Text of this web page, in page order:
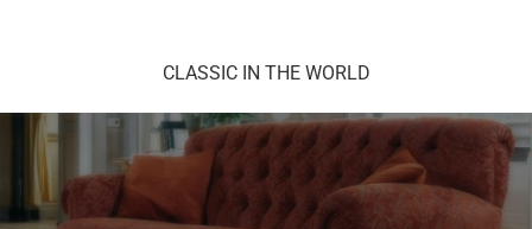
CLASSIC IN THE WORLD